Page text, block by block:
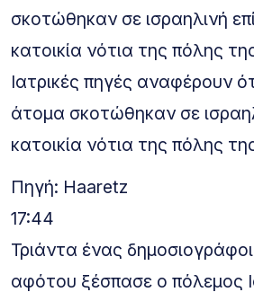
σκοτώθηκαν σε ισραηλινή
κατοικία νότια της πόλης
Ιατρικές πηγές αναφέρουν
άτομα σκοτώθηκαν σε
κατοικία νότια της πόλης
Πηγή: Haaretz
17:44
Τριάντα ένας
αφότου ξέσπασε ο πόλεμος